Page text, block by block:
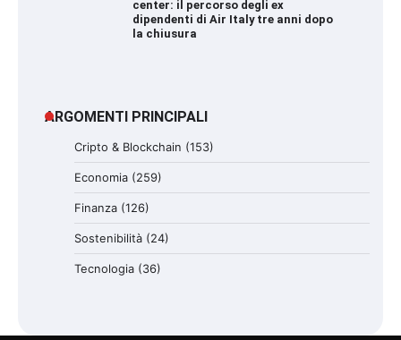
center: il percorso degli ex
dipendenti di Air Italy tre anni dopo
la chiusura
ARGOMENTI PRINCIPALI
Cripto & Blockchain (153)
Economia (259)
Finanza (126)
Sostenibilità (24)
Tecnologia (36)